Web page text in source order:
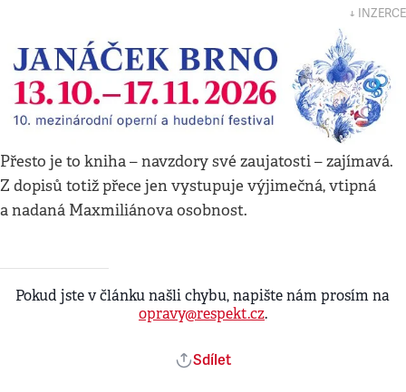
↓ INZERCE
Přesto je to kniha – navzdory své zaujatosti – zajímavá.
Z dopisů totiž přece jen vystupuje výjimečná, vtipná
a nadaná Maxmiliánova osobnost.
Pokud jste v článku našli chybu, napište nám prosím na
opravy@respekt.cz.
Sdílet